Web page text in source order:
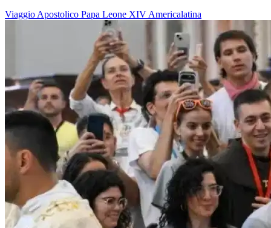
Viaggio Apostolico Papa Leone XIV Americalatina